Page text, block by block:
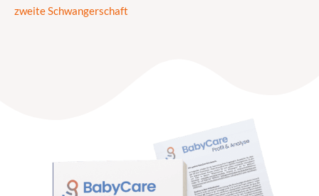
zweite Schwangerschaft